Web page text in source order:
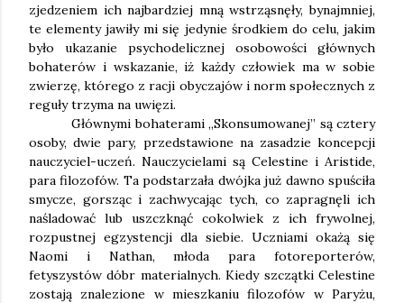
zjedzeniem ich najbardziej mną wstrząsnęły, bynajmniej,
te elementy jawiły mi się jedynie środkiem do celu, jakim
było ukazanie psychodelicznej osobowości głównych
bohaterów i wskazanie, iż każdy człowiek ma w sobie
zwierzę, którego z racji obyczajów i norm społecznych z
reguły trzyma na uwięzi.
Głównymi bohaterami „Skonsumowanej” są cztery
osoby, dwie pary, przedstawione na zasadzie koncepcji
nauczyciel-uczeń. Nauczycielami są Celestine i Aristide,
para filozofów. Ta podstarzała dwójka już dawno spuściła
smycze, gorsząc i zachwycając tych, co zapragnęli ich
naśladować lub uszczknąć cokolwiek z ich frywolnej,
rozpustnej egzystencji dla siebie. Uczniami okażą się
Naomi i Nathan, młoda para fotoreporterów,
fetyszystów dóbr materialnych. Kiedy szczątki Celestine
zostają znalezione w mieszkaniu filozofów w Paryżu,